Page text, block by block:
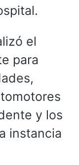
el
para
y los
instancia